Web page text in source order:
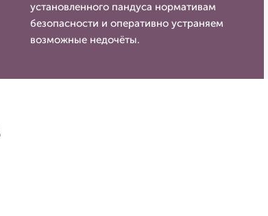
установленного пандуса нормативам
безопасности и оперативно устраняем
возможные недочёты.